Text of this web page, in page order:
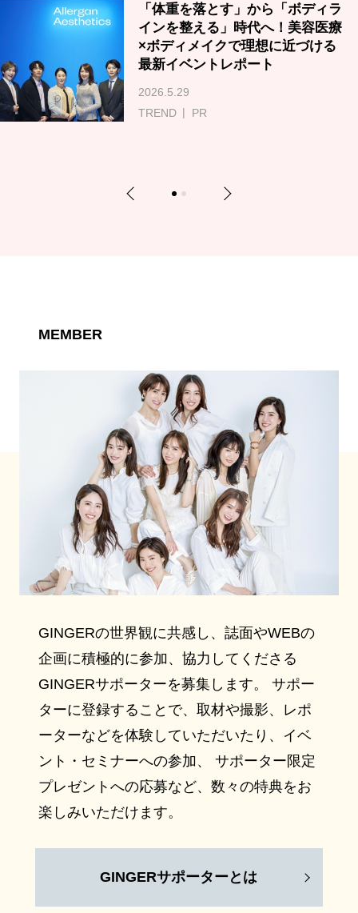
「体重を落とす」から「ボディラ
インを整える」時代へ！美容医療
×ボディメイクで理想に近づける
最新イベントレポート
2026.5.29
TREND
PR
Previous 1 2 Next
MEMBER
GINGERの世界観に共感し、誌面やWEBの
企画に積極的に参加、協力してくださる
GINGERサポーターを募集します。 サポー
ターに登録することで、取材や撮影、レポ
ーターなどを体験していただいたり、イベ
ント・セミナーへの参加、 サポーター限定
プレゼントへの応募など、数々の特典をお
楽しみいただけます。
GINGERサポーターとは